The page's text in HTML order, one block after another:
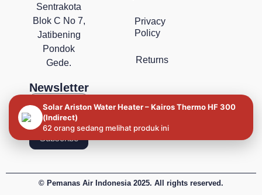
Sentrakota
Blok C No 7,
Jatibening
Pondok
Gede.
Newsletter
Subscribe
Privacy
Policy
Returns
© Pemanas Air Indonesia 2025. All rights reserved.
Solar Ariston Water Heater – Kairos Thermo HF 300
(Indirect)
62 orang sedang melihat produk ini